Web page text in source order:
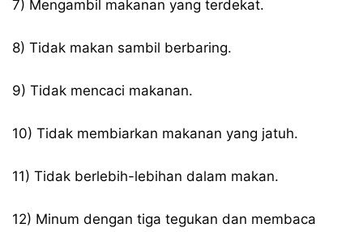
7) Mengambil makanan yang terdekat.
8) Tidak makan sambil berbaring.
9) Tidak mencaci makanan.
10) Tidak membiarkan makanan yang jatuh.
11) Tidak berlebih-lebihan dalam makan.
12) Minum dengan tiga tegukan dan membaca